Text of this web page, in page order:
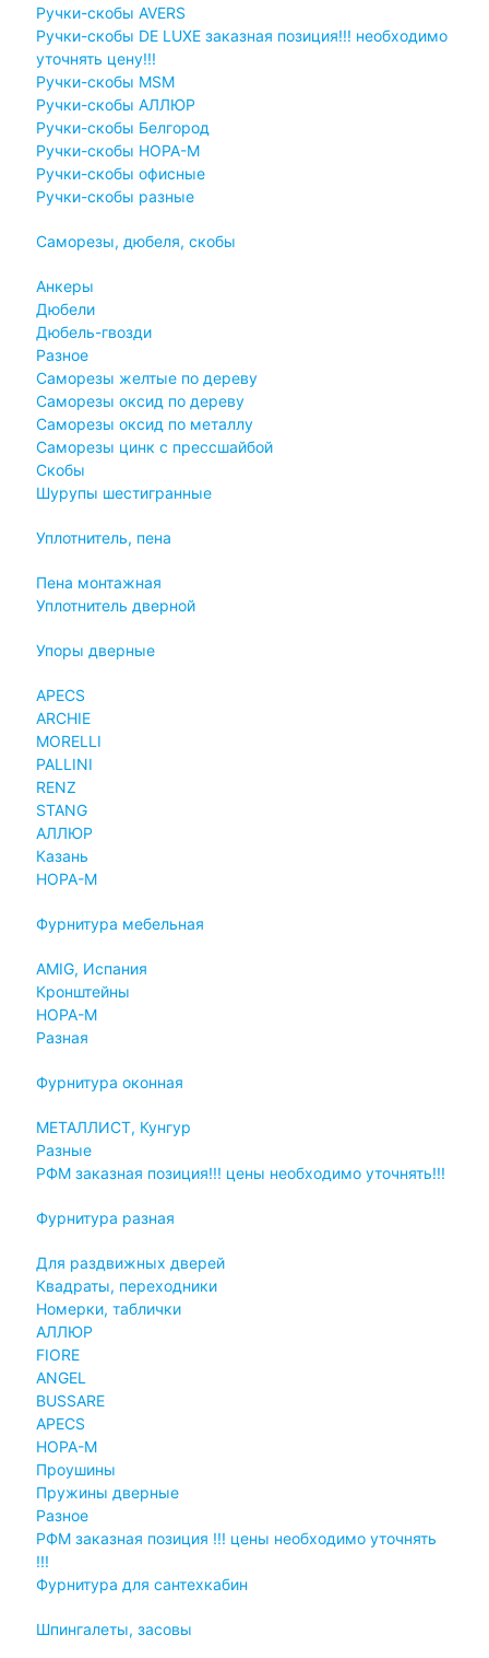
Ручки-скобы AVERS
Ручки-скобы DE LUXE заказная позиция!!! необходимо
уточнять цену!!!
Ручки-скобы MSM
Ручки-скобы АЛЛЮР
Ручки-скобы Белгород
Ручки-скобы НОРА-М
Ручки-скобы офисные
Ручки-скобы разные
Саморезы, дюбеля, скобы
Анкеры
Дюбели
Дюбель-гвозди
Разное
Саморезы желтые по дереву
Саморезы оксид по дереву
Саморезы оксид по металлу
Саморезы цинк с прессшайбой
Скобы
Шурупы шестигранные
Уплотнитель, пена
Пена монтажная
Уплотнитель дверной
Упоры дверные
APECS
ARCHIE
MORELLI
PALLINI
RENZ
STANG
АЛЛЮР
Казань
НОРА-М
Фурнитура мебельная
AMIG, Испания
Кронштейны
НОРА-М
Разная
Фурнитура оконная
МЕТАЛЛИСТ, Кунгур
Разные
РФМ заказная позиция!!! цены необходимо уточнять!!!
Фурнитура разная
Для раздвижных дверей
Квадраты, переходники
Номерки, таблички
АЛЛЮР
FIORE
ANGEL
BUSSARE
APECS
НОРА-М
Проушины
Пружины дверные
Разное
РФМ заказная позиция !!! цены необходимо уточнять
!!!
Фурнитура для сантехкабин
Шпингалеты, засовы